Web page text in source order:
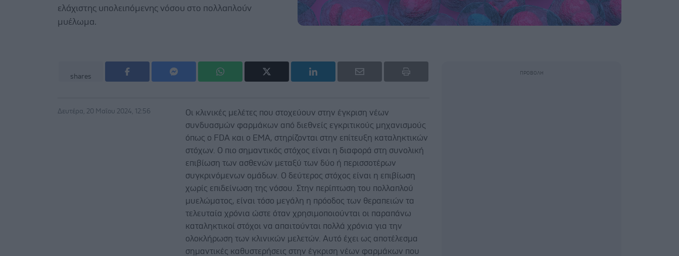
ελάχιστης υπολειπόμενης νόσου στο πολλαπλούν
μυέλωμα.
shares
Δευτέρα, 20 Μαΐου 2024, 12:56
Οι κλινικές μελέτες που στοχεύουν στην έγκριση νέων
συνδυασμών φαρμάκων από διεθνείς εγκριτικούς μηχανισμούς
όπως ο FDA και ο EMA, στηρίζονται στην επίτευξη καταληκτικών
στόχων. Ο πιο σημαντικός στόχος είναι η διαφορά στη συνολική
επιβίωση των ασθενών μεταξύ των δύο ή περισσοτέρων
συγκρινόμενων ομάδων. Ο δεύτερος στόχος είναι η επιβίωση
χωρίς επιδείνωση της νόσου. Στην περίπτωση του πολλαπλού
μυελώματος, είναι τόσο μεγάλη η πρόοδος των θεραπειών τα
τελευταία χρόνια ώστε όταν χρησιμοποιούνται οι παραπάνω
καταληκτικοί στόχοι να απαιτούνται πολλά χρόνια για την
ολοκλήρωση των κλινικών μελετών. Αυτό έχει ως αποτέλεσμα
σημαντικές καθυστερήσεις στην έγκριση νέων φαρμάκων που